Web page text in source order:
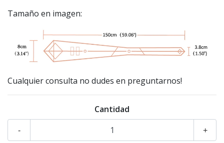
Tamaño en imagen:
Cualquier consulta no dudes en preguntarnos!
Cantidad
+
-